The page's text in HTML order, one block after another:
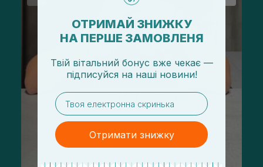
ОТРИМАЙ ЗНИЖКУ
НА ПЕРШЕ ЗАМОВЛЕНЯ
Твій вітальний бонус вже чекає —
підписуйся на наші новини!
email
Отримати знижку